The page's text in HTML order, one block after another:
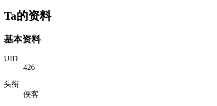
Ta的资料
基本资料
UID
426
头衔
侠客